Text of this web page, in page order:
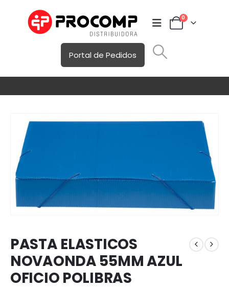
0
Portal de Pedidos
PASTA ELASTICOS
NOVAONDA 55MM AZUL
OFICIO POLIBRAS